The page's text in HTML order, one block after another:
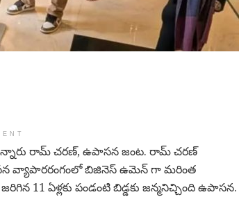
రామ్ చరణ్, ఉపాసన జంట. రామ్ చరణ్
వ్యాపారరంగంలో బిజినెస్ ఉమెన్ గా మరింత
11 ఏళ్లకు పండంటి బిడ్డకు జన్మనిచ్చింది ఉపాసన.